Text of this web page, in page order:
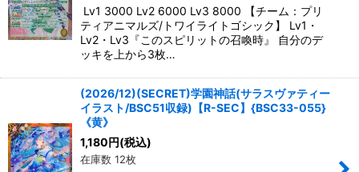
Lv1 3000 Lv2 6000 Lv3 8000 【チーム：プリ
ティアニマルズ/トワイライトゴシック】 Lv1・
Lv2・Lv3『このスピリットの召喚時』 自分のデ
ッキを上から3枚…
(2026/12)(SECRET)学園神話(サラスヴァティー
イラスト/BSC51収録)【R-SEC】{BSC33-055}
《黄》
1,180円(税込)
在庫数 12枚